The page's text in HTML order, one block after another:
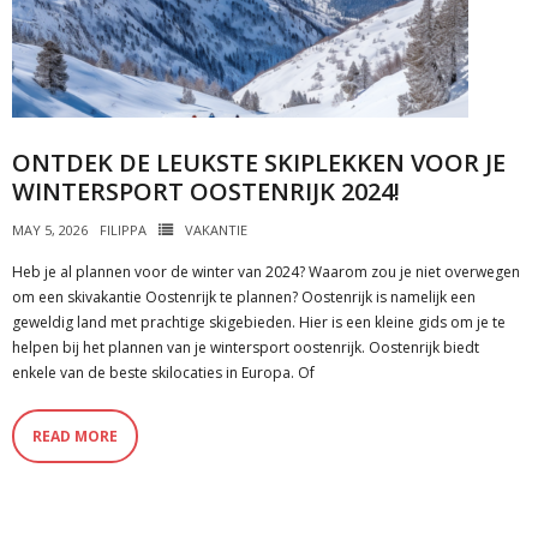
ONTDEK DE LEUKSTE SKIPLEKKEN VOOR JE
WINTERSPORT OOSTENRIJK 2024!
MAY 5, 2026 FILIPPA VAKANTIE
Heb je al plannen voor de winter van 2024? Waarom zou je niet overwegen
om een skivakantie Oostenrijk te plannen? Oostenrijk is namelijk een
geweldig land met prachtige skigebieden. Hier is een kleine gids om je te
helpen bij het plannen van je wintersport oostenrijk. Oostenrijk biedt
enkele van de beste skilocaties in Europa. Of
READ MORE